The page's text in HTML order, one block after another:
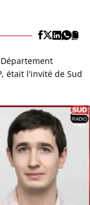
était l'invité de Sud